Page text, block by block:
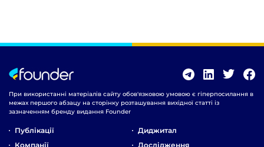
При використанні матеріалів сайту обов'язковою умовою є гіперпосилання в
межах першого абзацу на сторінку розташування вихідної статті із
зазначенням бренду видання Founder
Публікації
Компанії
Диджитал
Дослідження